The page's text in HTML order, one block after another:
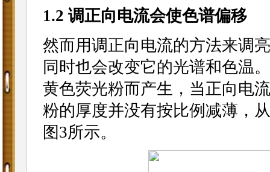
1.2 调正向电流会使色谱偏移
然而用调正向电流的方法来调
同时也会改变它的光谱和色温
黄色荧光粉而产生，当正向电
粉的厚度并没有按比例减薄，
图3所示。